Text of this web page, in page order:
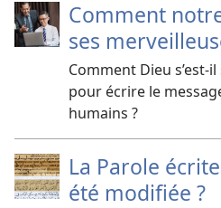
Comment
ses
Comment Dieu s’est-​
pour écrire le
humains ?
La Parole
été modifiée ?